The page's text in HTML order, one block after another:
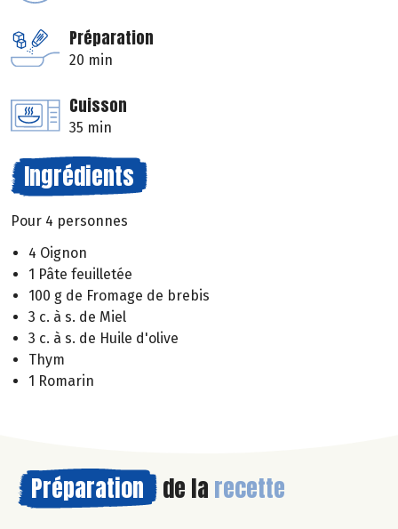
Préparation
20 min
Cuisson
35 min
Ingrédients
Pour 4 personnes
4 Oignon
1 Pâte feuilletée
100 g de Fromage de brebis
3 c. à s. de Miel
3 c. à s. de Huile d'olive
Thym
1 Romarin
Préparation de la recette